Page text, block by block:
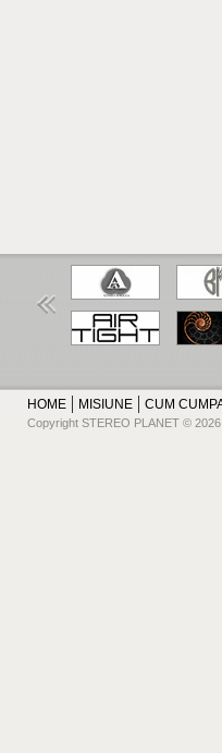
HOME MISIUNE CUM
Copyright STEREO PLANET ©